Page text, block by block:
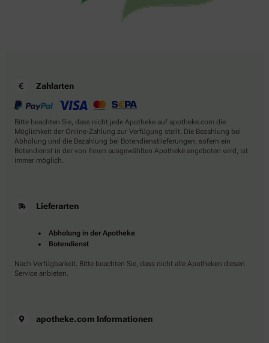
Zahlarten
Bitte beachten Sie, dass nicht jede Apotheke auf apotheke.com die
Möglichkeit der Online-Zahlung zur Verfügung stellt. Die Bezahlung bei
Abholung und die Bezahlung bei Botendienstlieferungen, sofern ein
Botendienst in der von Ihnen ausgewählten Apotheke angeboten wird, ist
immer möglich.
Lieferarten
Abholung in der Apotheke
Botendienst
Nach Verfügbarkeit. Bitte beachten Sie, dass nicht alle Apotheken diesen
Service anbieten.
apotheke.com Informationen